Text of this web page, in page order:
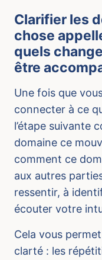
Clarifier les
chose
quels
être
Une fois que
connecter à ce
l’étape suivante
domaine ce
comment ce
aux autres
ressentir, à
écouter votre
Cela vous
clarté : les